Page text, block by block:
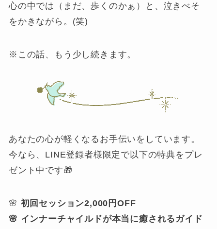
心の中では（まだ、歩くのかぁ）と、泣きべそ
をかきながら。(笑)
※この話、もう少し続きます。
あなたの心が軽くなるお手伝いをしています。
今なら、LINE登録者様限定で以下の特典をプレ
ゼント中です🎁
🌸 初回セッション2,000円OFF
🌸 インナーチャイルドが本当に癒されるガイド